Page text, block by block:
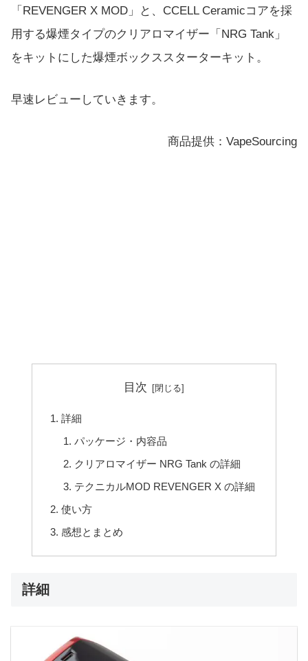
「REVENGER X MOD」と、CCELL Ceramicコアを採
用する爆煙タイプのクリアロマイザー「NRG Tank」
をキットにした爆煙ボックススターターキット。
早速レビューしていきます。
商品提供：VapeSourcing
目次
詳細
パッケージ・内容品
クリアロマイザー NRG Tank の詳細
テクニカルMOD REVENGER X の詳細
使い方
感想とまとめ
詳細